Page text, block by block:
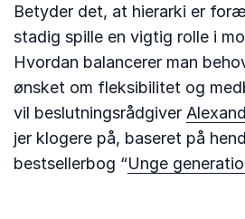
Betyder det, at hierarki er
stadig spille en vigtig rolle i
Hvordan balancerer man
ønsket om fleksibilitet og
vil beslutningsrådgiver
jer klogere på, baseret på
bestsellerbog “Unge